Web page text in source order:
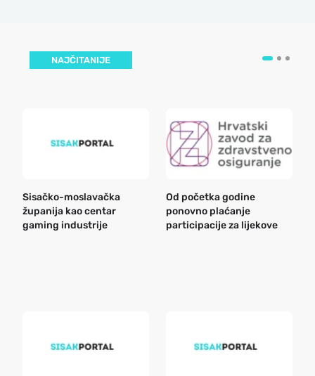
NAJČITANIJE
Sisačko-moslavačka
županija kao centar
gaming industrije
Od početka godine
ponovno plaćanje
participacije za lijekove